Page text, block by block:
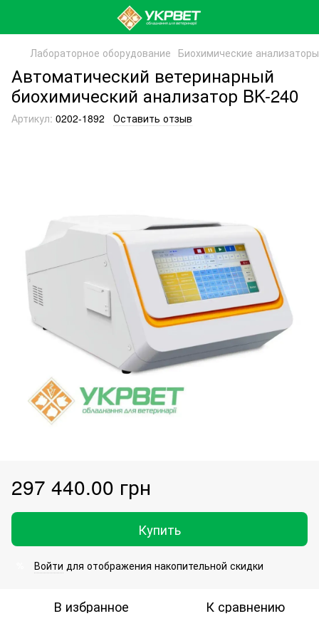
Лабораторное оборудование Биохимические анализаторы
Автоматический ветеринарный
биохимический анализатор BK-240
Артикул: 0202-1892 Оставить отзыв
297 440.00 грн
Купить
Войти для отображения накопительной скидки
В избранное К сравнению